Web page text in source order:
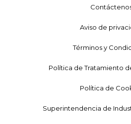
Aviso de
Términos y
Política de Tratamiento
Política de
Superintendencia de